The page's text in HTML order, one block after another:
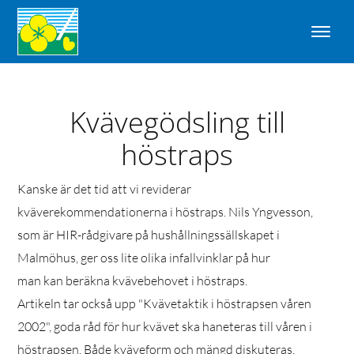
Kvävegödsling till
höstraps
Kanske är det tid att vi reviderar
kväverekommendationerna i höstraps. Nils Yngvesson,
som är HIR-rådgivare på hushållningssällskapet i
Malmöhus, ger oss lite olika infallvinklar på hur
man kan beräkna kvävebehovet i höstraps.
Artikeln tar också upp "Kvävetaktik i höstrapsen våren
2002", goda råd för hur kvävet ska haneteras till våren i
höstrapsen. Både kväveform och mängd diskuteras.